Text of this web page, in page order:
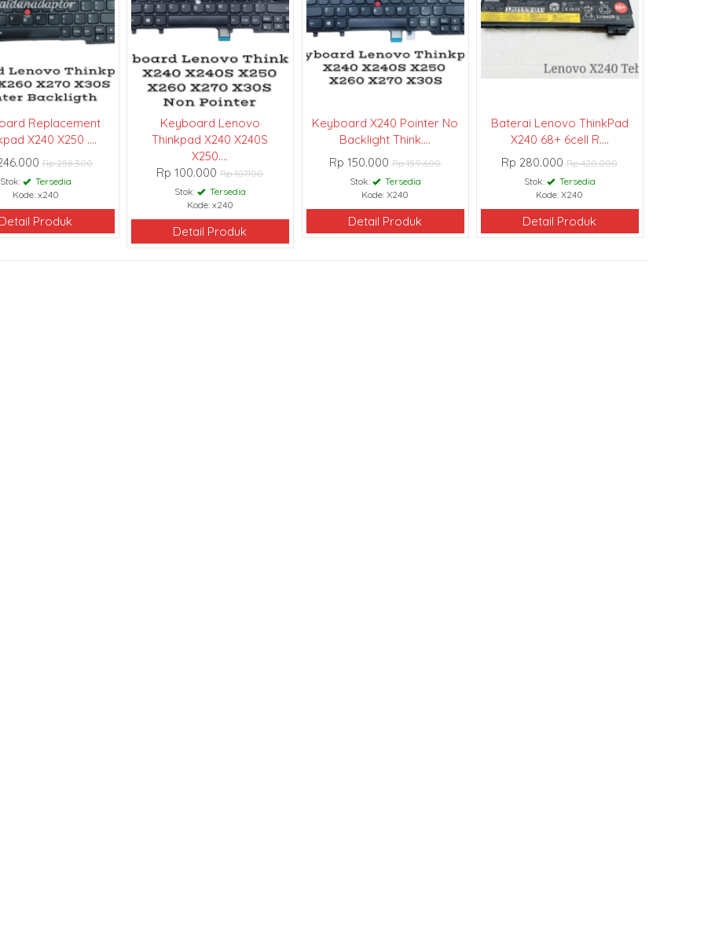
Replacement
X240 X250 ....
Rp 258.300
Stok:
Tersedia
Kode: x240
Detail Produk
Keyboard Lenovo
Thinkpad X240 X240S
X250....
Rp 100.000Rp 107.100
Stok:
Tersedia
Kode: x240
Detail Produk
Keyboard X240 Pointer No
Backlight Think....
Rp 150.000Rp 159.600
Stok:
Tersedia
Kode: X240
Detail Produk
Baterai Lenovo ThinkPad
X240 68+ 6cell R....
Rp 280.000Rp 420.000
Stok:
Tersedia
Kode: X240
Detail Produk